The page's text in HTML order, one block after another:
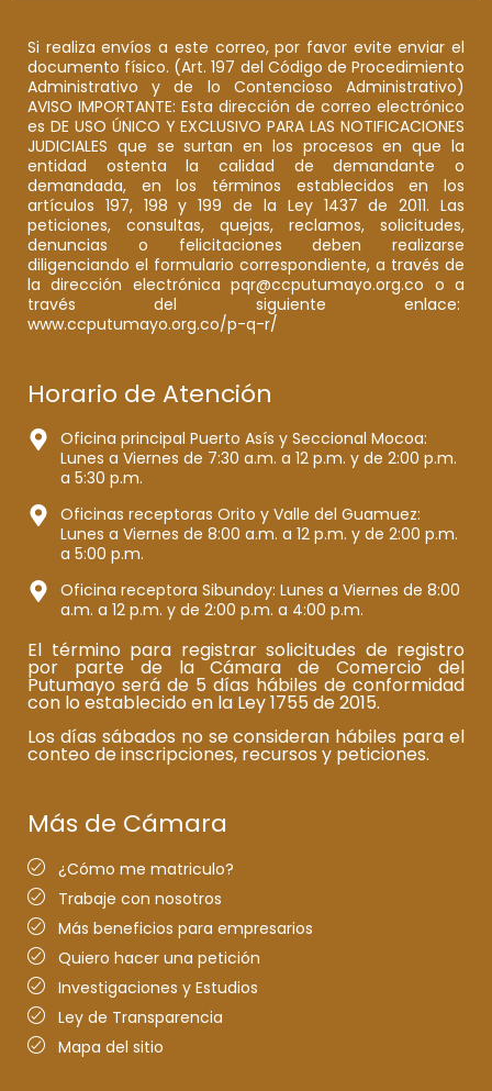
Si realiza envíos a este correo, por favor evite enviar el
documento físico. (Art. 197 del Código de Procedimiento
Administrativo y de lo Contencioso Administrativo)
AVISO IMPORTANTE: Esta dirección de correo electrónico
es DE USO ÚNICO Y EXCLUSIVO PARA LAS NOTIFICACIONES
JUDICIALES que se surtan en los procesos en que la
entidad ostenta la calidad de demandante o
demandada, en los términos establecidos en los
artículos 197, 198 y 199 de la Ley 1437 de 2011. Las
peticiones, consultas, quejas, reclamos, solicitudes,
denuncias o felicitaciones deben realizarse
diligenciando el formulario correspondiente, a través de
la dirección electrónica pqr@ccputumayo.org.co o a
través del siguiente enlace:
www.ccputumayo.org.co/p-q-r/
Horario de Atención
Oficina principal Puerto Asís y Seccional Mocoa:
Lunes a Viernes de 7:30 a.m. a 12 p.m. y de 2:00 p.m.
a 5:30 p.m.
Oficinas receptoras Orito y Valle del Guamuez:
Lunes a Viernes de 8:00 a.m. a 12 p.m. y de 2:00 p.m.
a 5:00 p.m.
Oficina receptora Sibundoy: Lunes a Viernes de 8:00
a.m. a 12 p.m. y de 2:00 p.m. a 4:00 p.m.
El término para registrar solicitudes de registro
por parte de la Cámara de Comercio del
Putumayo será de 5 días hábiles de conformidad
con lo establecido en la Ley 1755 de 2015.
Los días sábados no se consideran hábiles para el
conteo de inscripciones, recursos y peticiones.
Más de Cámara
¿Cómo me matriculo?
Trabaje con nosotros
Más beneficios para empresarios
Quiero hacer una petición
Investigaciones y Estudios
Ley de Transparencia
Mapa del sitio